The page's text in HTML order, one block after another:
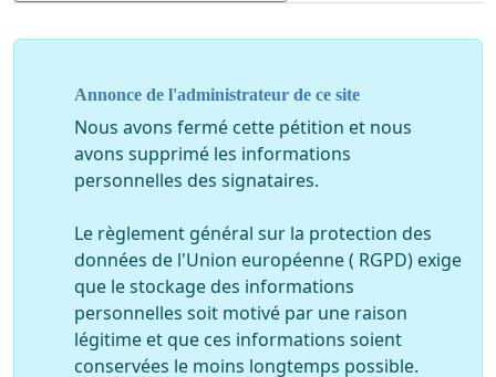
Nous ne demandons pas les mêmes autorisations
qu’un véhicule du SMUR. Mais rétablir une vitesse
d’intervention plus acceptable pour un animal en
souffrance.
Pour vous. Pour vos animaux.
Aidez nous à respecter notre engagement vis à vis de la
santé animal.
Annonce de l'administrateur de ce site
Nous avons fermé cette pétition et nous
avons supprimé les informations
personnelles des signataires.
Le règlement général sur la protection des
données de l'Union européenne ( RGPD) exige
que le stockage des informations
personnelles soit motivé par une raison
légitime et que ces informations soient
conservées le moins longtemps possible.